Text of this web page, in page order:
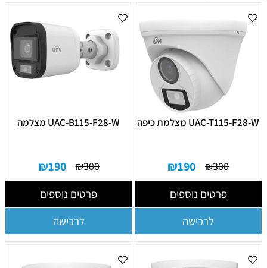
UAC-T115-F28-W מצלמת כיפה
₪300
₪190
פרטים נוספים
לרכישה
UAC-B115-F28-W מצלמה
₪300
₪190
פרטים נוספים
לרכישה